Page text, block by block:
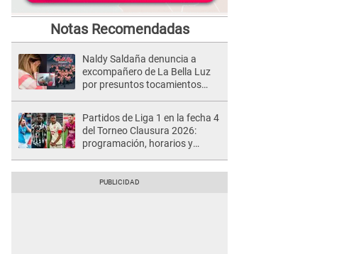
Notas Recomendadas
Naldy Saldaña denuncia a
excompañero de La Bella Luz
por presuntos tocamientos
Partidos de Liga 1 en la fecha 4
del Torneo Clausura 2026:
programación, horarios y